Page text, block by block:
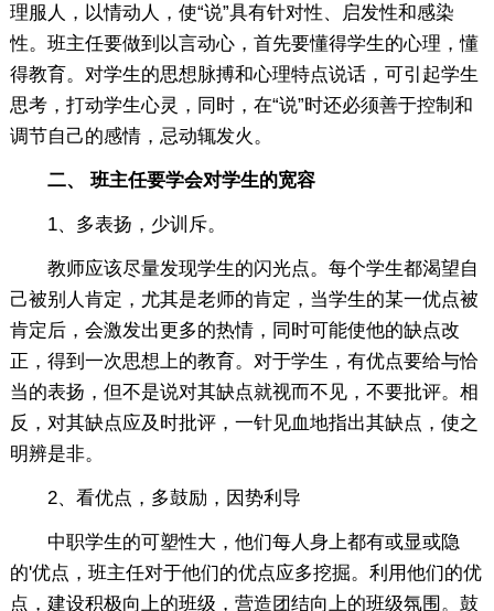
理服人，以情动人，使“说”具有针对性、启发性和感染
性。班主任要做到以言动心，首先要懂得学生的心理，懂
得教育。对学生的思想脉搏和心理特点说话，可引起学生
思考，打动学生心灵，同时，在“说”时还必须善于控制和
调节自己的感情，忌动辄发火。
二、 班主任要学会对学生的宽容
1、多表扬，少训斥。
教师应该尽量发现学生的闪光点。每个学生都渴望自
己被别人肯定，尤其是老师的肯定，当学生的某一优点被
肯定后，会激发出更多的热情，同时可能使他的缺点改
正，得到一次思想上的教育。对于学生，有优点要给与恰
当的表扬，但不是说对其缺点就视而不见，不要批评。相
反，对其缺点应及时批评，一针见血地指出其缺点，使之
明辨是非。
2、看优点，多鼓励，因势利导
中职学生的可塑性大，他们每人身上都有或显或隐
的'优点，班主任对于他们的优点应多挖掘。利用他们的优
点，建设积极向上的班级，营造团结向上的班级氛围。鼓